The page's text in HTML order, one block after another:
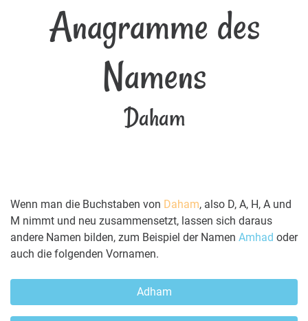
Anagramme des
Namens
Daham
Wenn man die Buchstaben von Daham, also D, A, H, A und
M nimmt und neu zusammensetzt, lassen sich daraus
andere Namen bilden, zum Beispiel der Namen Amhad oder
auch die folgenden Vornamen.
Adham